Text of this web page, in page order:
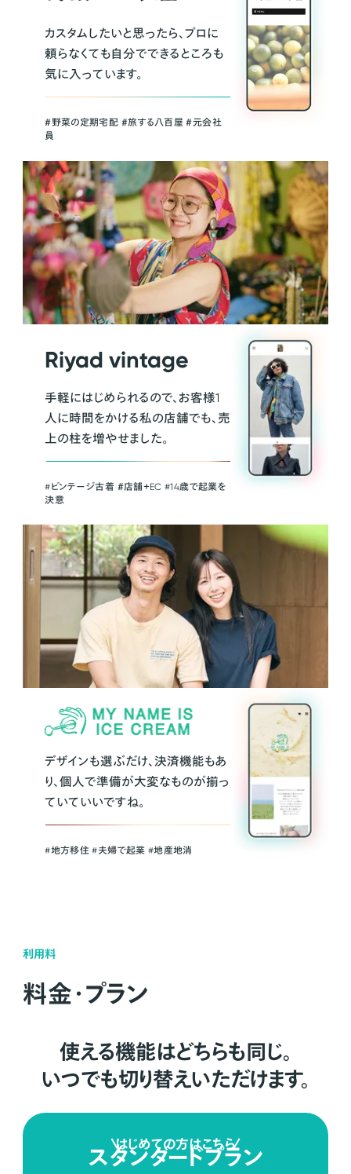
カスタムしたいと思ったら、プロに
頼らなくても自分でできるところも
気に入っています。
＃野菜の定期宅配 ＃旅する八百屋 ＃元会社
員
Riyad vintage
手軽にはじめられるので、お客様1
人に時間をかける私の店舗でも、売
上の柱を増やせました。
#ビンテージ古着 ＃店舗＋EC #14歳で起業を
決意
デザインも選ぶだけ、決済機能もあ
り、個人で準備が大変なものが揃っ
ていていいですね。
#地方移住 #夫婦で起業 #地産地消
利用料
料金・プラン
使える機能はどちらも同じ。
いつでも切り替えいただけます。
はじめての方はこちら
スタンダードプラン